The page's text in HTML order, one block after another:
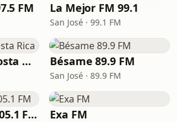
FM La Mejor FM 99.1
San José · 99.1 FM
Radio Disney Costa Rica Bésame 89.9 FM
San José · 89.9 FM
Radio Omega 105.1 FM Exa FM